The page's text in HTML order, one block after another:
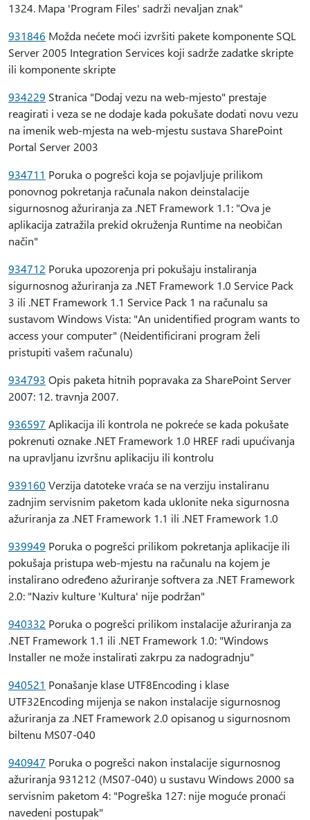
1324. Mapa 'Program Files' sadrži nevaljan znak"
931846 Možda nećete moći izvršiti pakete komponente SQL
Server 2005 Integration Services koji sadrže zadatke skripte
ili komponente skripte
934229 Stranica "Dodaj vezu na web-mjesto" prestaje
reagirati i veza se ne dodaje kada pokušate dodati novu vezu
na imenik web-mjesta na web-mjestu sustava SharePoint
Portal Server 2003
934711 Poruka o pogrešci koja se pojavljuje prilikom
ponovnog pokretanja računala nakon deinstalacije
sigurnosnog ažuriranja za .NET Framework 1.1: "Ova je
aplikacija zatražila prekid okruženja Runtime na neobičan
način"
934712 Poruka upozorenja pri pokušaju instaliranja
sigurnosnog ažuriranja za .NET Framework 1.0 Service Pack
3 ili .NET Framework 1.1 Service Pack 1 na računalu sa
sustavom Windows Vista: "An unidentified program wants to
access your computer" (Neidentificirani program želi
pristupiti vašem računalu)
934793 Opis paketa hitnih popravaka za SharePoint Server
2007: 12. travnja 2007.
936597 Aplikacija ili kontrola ne pokreće se kada pokušate
pokrenuti oznake .NET Framework 1.0 HREF radi upućivanja
na upravljanu izvršnu aplikaciju ili kontrolu
939160 Verzija datoteke vraća se na verziju instaliranu
zadnjim servisnim paketom kada uklonite neka sigurnosna
ažuriranja za .NET Framework 1.1 ili .NET Framework 1.0
939949 Poruka o pogrešci prilikom pokretanja aplikacije ili
pokušaja pristupa web-mjestu na računalu na kojem je
instalirano određeno ažuriranje softvera za .NET Framework
2.0: "Naziv kulture 'Kultura' nije podržan"
940332 Poruka o pogrešci prilikom instalacije ažuriranja za
.NET Framework 1.1 ili .NET Framework 1.0: "Windows
Installer ne može instalirati zakrpu za nadogradnju"
940521 Ponašanje klase UTF8Encoding i klase
UTF32Encoding mijenja se nakon instalacije sigurnosnog
ažuriranja za .NET Framework 2.0 opisanog u sigurnosnom
biltenu MS07-040
940947 Poruka o pogrešci nakon instalacije sigurnosnog
ažuriranja 931212 (MS07-040) u sustavu Windows 2000 sa
servisnim paketom 4: "Pogreška 127: nije moguće pronaći
navedeni postupak"